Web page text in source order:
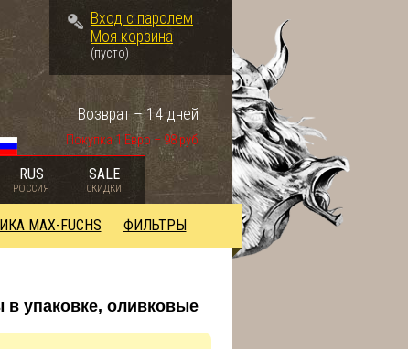
Вход с паролем
Моя корзина
(пусто)
Покупка 1 Евро – 98 руб.
Возврат – 14 дней
RUS
РОССИЯ
SALE
СКИДКИ
MAX-FUCHS ФИЛЬТРЫ
в упаковке, оливковые